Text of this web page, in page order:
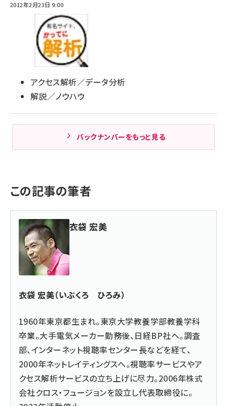
2012年2月23日 9:00
アクセス解析／データ分析
解説／ノウハウ
バックナンバーをもっと見る
この記事の筆者
衣袋 宏美
衣袋 宏美（いぶくろ ひろみ）
1960年東京都生まれ。東京大学教養学部教養学科
卒業。大手電気メーカー勤務後、日経BP社へ。調査
部、インターネット視聴率センター長などを経て、
2000年ネットレイティングスへ。視聴率サービスやア
クセス解析サービスの立ち上げに尽力。2006年株式
会社クロス・フュージョンを設立し代表取締役に。